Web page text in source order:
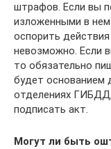
штрафов. Если вы
изложенными в
оспорить
невозможно. Если
то обязательно
будет основанием
отделениях
подписать акт.
Могут ли быть